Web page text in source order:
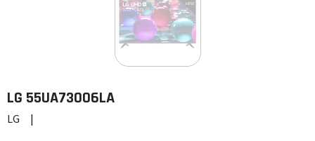
LG 55UA73006LA
LG |